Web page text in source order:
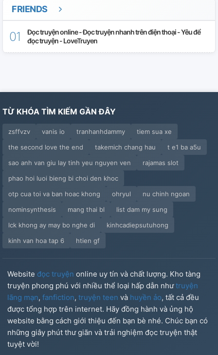
Tôi Đã Trở Về
Emma Dỗi Hờn
Dạy Học
Tâm Sự Nhỏ
Tui Không Có Yếu Mà
Thọc
Bang Phục Cũ
Kazutora
Trước Ngày Quyết Chiến
Huyết Chiến Halloween
Tạm Biệt Keisuke
FRIENDS
Đọc truyện online - Đọc truyện nhanh trên điện thoại - Yêu để
đọc truyện - LoveTruyen
TỪ KHÓA TÌM KIẾM GẦN ĐÂY
zsffvzv vanis io tranhanhdammy
tiem sua xe
the second love the end
takemich chang hau
t e1 ba a5u
sao anh van giu lay tinh yeu nguyen ven
rajamas slot
phao hoi luoi bieng bi choi den khoc
otp cua toi va ban hoac khong
ohryul
nu chinh ngoan
nominsynthesis
mang thai bl
list dam my sung
lck khong ay may bo nghe di
kinhcadiepsutuhong
kinh van hoa tap 6
htien gf
Website đọc truyện online uy tín và chất lượng. Kho tàng
truyện phong phú với nhiều thể loại hấp dẫn nhưtruyện
lãng mạn, fanfiction, truyện teen và huyền ảo, tất cả đều
được tổng hợp trên internet. Hãy đồng hành và ủng hộ
website bằng cách giới thiệu đến bạn bè nhé. Chúc bạn có
những giây phút thư giãn và trải nghiệm đọc truyện thật
tuyệt vời!